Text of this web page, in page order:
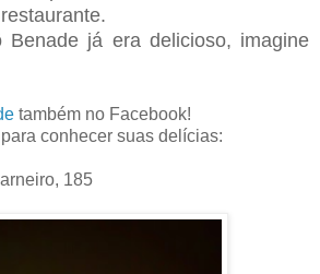
Benade já era delicioso, imagine
também no Facebook!
conhecer suas delícias:
185